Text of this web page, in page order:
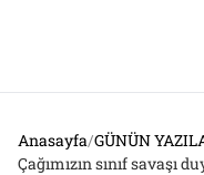
Anasayfa/GÜNÜN